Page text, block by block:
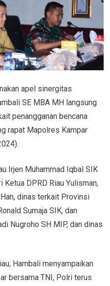
apel sinergitas
SE MBA MH langsung
penangganan bencana
rapat Mapolres Kampar
Irjen Muhammad Iqbal SIK
Ketua DPRD Riau Yulisman,
dinas terkait Provinsi
Sumaja SIK, dan
Nugroho SH MIP, dan dinas
Hambali menyampaikan
bersama TNI, Polri terus